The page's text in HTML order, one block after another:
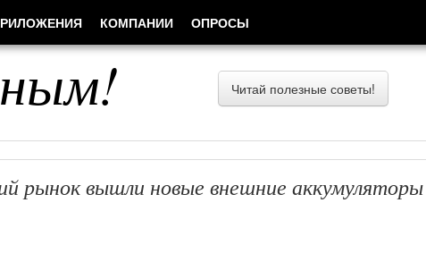
Читай полезные советы!
рынок вышли новые внешние аккумуляторы
КОМПАНИИ ОПРОСЫ